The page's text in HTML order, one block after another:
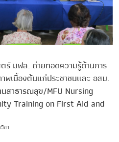
ร์ มฟล. ถ่ายทอดความรู้ด้านการ
พเบื้องต้นแก่ประชาชนและ อสม.
นสาธารณสุข/MFU Nursing
Training on First Aid and
ชา